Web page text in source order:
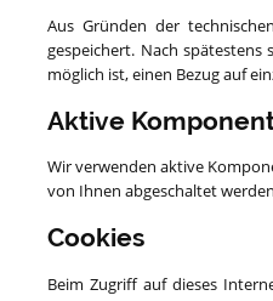
Aus Gründen der
gespeichert. Nach spätestens
möglich ist, einen Bezug auf
Aktive
Wir verwenden aktive
von Ihnen abgeschaltet
Cookies
Beim Zugriff auf dieses